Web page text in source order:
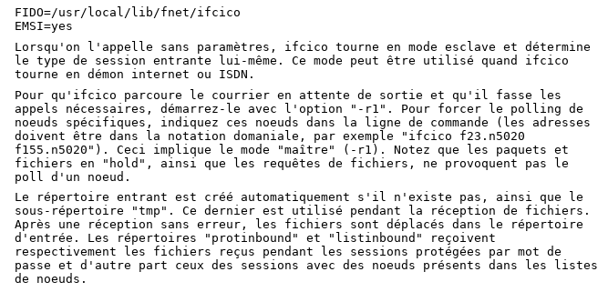
FIDO=/usr/local/lib/fnet/ifcico
EMSI=yes
Lorsqu'on l'appelle sans paramètres, ifcico tourne en mode esclave et détermine
le type de session entrante lui-même. Ce mode peut être utilisé quand ifcico
tourne en démon internet ou ISDN.
Pour qu'ifcico parcoure le courrier en attente de sortie et qu'il fasse les
appels nécessaires, démarrez-le avec l'option "-r1". Pour forcer le polling de
noeuds spécifiques, indiquez ces noeuds dans la ligne de commande (les adresses
doivent être dans la notation domaniale, par exemple "ifcico f23.n5020
f155.n5020"). Ceci implique le mode "maître" (-r1). Notez que les paquets et
fichiers en "hold", ainsi que les requêtes de fichiers, ne provoquent pas le
poll d'un noeud.
Le répertoire entrant est créé automatiquement s'il n'existe pas, ainsi que le
sous-répertoire "tmp". Ce dernier est utilisé pendant la réception de fichiers.
Après une réception sans erreur, les fichiers sont déplacés dans le répertoire
d'entrée. Les répertoires "protinbound" et "listinbound" reçoivent
respectivement les fichiers reçus pendant les sessions protégées par mot de
passe et d'autre part ceux des sessions avec des noeuds présents dans les listes
de noeuds.